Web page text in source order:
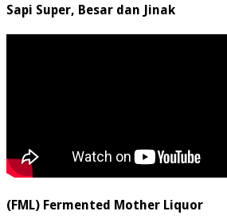
Sapi Super, Besar dan Jinak
(FML) Fermented Mother Liquor